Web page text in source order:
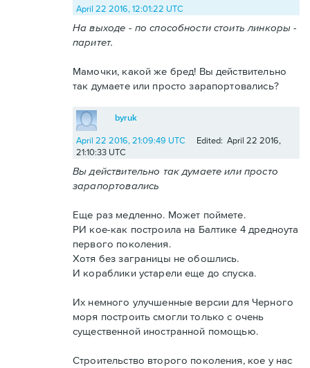
April 22 2016, 12:01:22 UTC
На выходе - по способности стоить линкоры -
паритет.
Мамочки, какой же бред! Вы действительно
так думаете или просто зарапортовались?
byruk
April 22 2016, 21:09:49 UTC
Edited: April 22 2016,
21:10:33 UTC
Вы действительно так думаете или просто
зарапортовались
Еще раз медленно. Может поймете.
РИ кое-как построила на Балтике 4 дредноута
первого поколения.
Хотя без заграницы не обошлись.
И кораблики устарели еще до спуска.
Их немного улучшенные версии для Черного
моря построить смогли только с очень
существенной иностранной помощью.
Строительство второго поколения, кое у нас